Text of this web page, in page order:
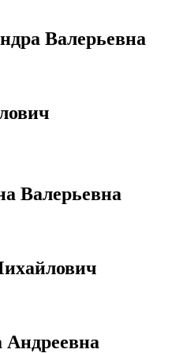
Валерьевна
Валерьевна
Андреевна